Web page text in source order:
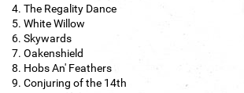
4. The Regality Dance
5. White Willow
6. Skywards
7. Oakenshield
8. Hobs An' Feathers
9. Conjuring of the 14th